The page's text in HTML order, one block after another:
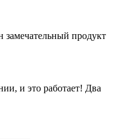
замечательный продукт
и это работает! Два